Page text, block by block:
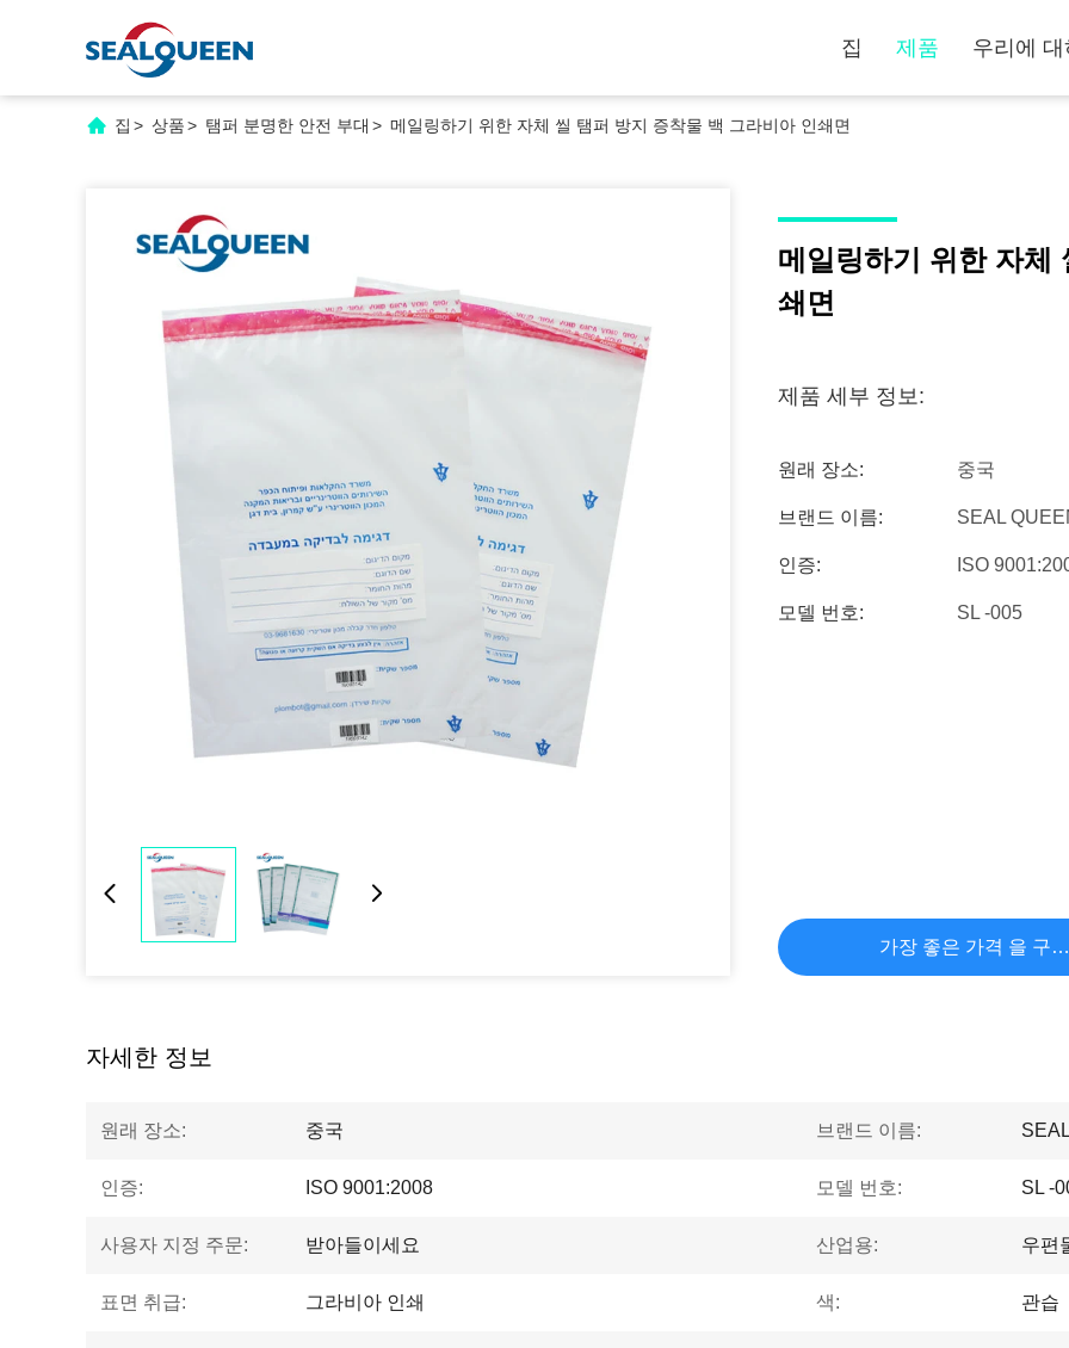
집 제품 우리에 대
집 > 상품> 탬퍼 분명한 안전 부대 > 메일링하기 위한 자체 씰 탬퍼 방지 증착물 백 그라비아 인쇄면
메일링하기 위한 자체
쇄면
제품 세부 정보:
원래 장소: 중국
브랜드 이름: SEAL
인증: ISO
모델 번호: SL -005
가장 좋은 가격 을 구하
자세한 정보
원래 장소: 중국 브랜드 이름:
인증: ISO 9001:2008 모델 번호: SL -
사용자 지정 주문: 받아들이세요 산업용: 우편
표면 취급: 그라비아 인쇄 색: 관습